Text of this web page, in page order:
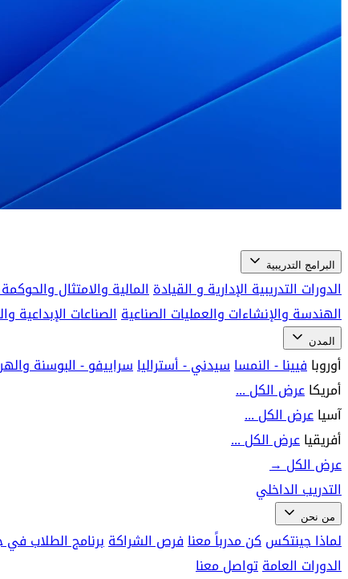
البرامج التدريبية
الدورات التدريبية الإدارية و القيادةالمالية والامتثال
الهندسة والإنشاءات والعمليات الصناعيةالصناعات الإبداعية
المدن
أوروبافيينا - النمساسيدني - أسترالياسراييفو - البوسنة
أمريكاعرض الكل ...
آسياعرض الكل ...
أفريقياعرض الكل ...
عرض الكل→
التدريب الداخلي
من نحن
لماذا جينتكسكن مدرباً معنافرص الشراكةبرنامج الطلاب
الدورات العامةتواصل معنا